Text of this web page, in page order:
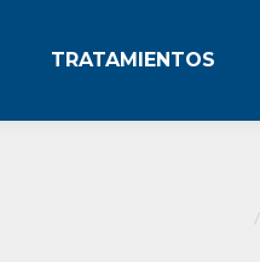
TRATAMIENTOS
TRATAMIENTOS